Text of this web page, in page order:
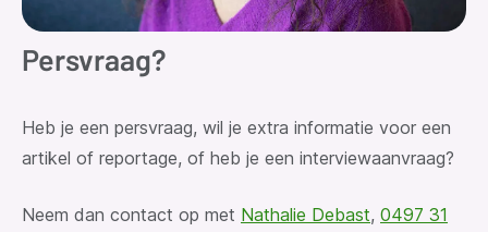
Persvraag?
Heb je een persvraag, wil je extra informatie voor een
artikel of reportage, of heb je een interviewaanvraag?
Neem dan contact op met Nathalie Debast, 0497 31